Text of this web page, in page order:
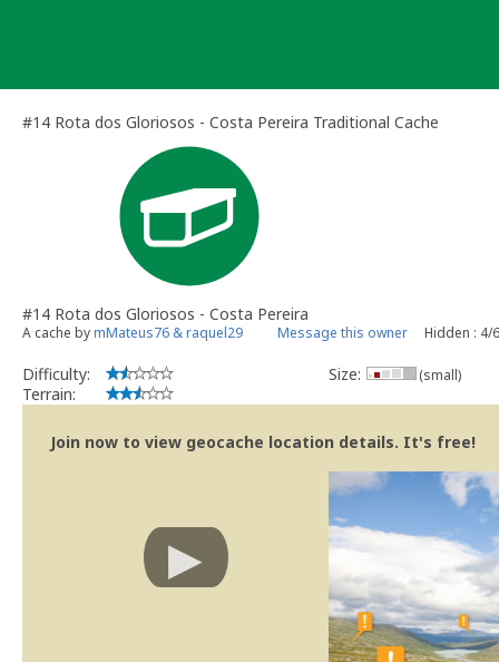
#14 Rota dos Gloriosos - Costa Pereira Traditional Cache
#14 Rota dos Gloriosos - Costa Pereira
A cache bymMateus76 & raquel29 Message this owner Hidden : 4/
Difficulty:
Terrain:
Size: (small)
Join now to view geocache location details. It's free!